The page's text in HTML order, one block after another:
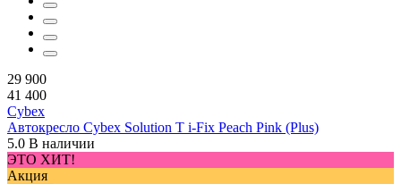
29 900
41 400
Cybex
Автокресло Cybex Solution T i-Fix Peach Pink (Plus)
5.0 В наличии
ЭТО ХИТ!
Акция